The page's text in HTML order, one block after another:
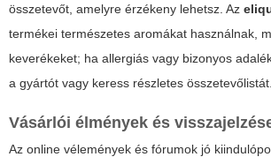
összetevőt, amelyre érzékeny lehetsz. Az
termékei természetes aromákat használnak,
keverékeket; ha allergiás vagy bizonyos
a gyártót vagy keress részletes összetevőlistát.
Vásárlói élmények és
Az online vélemények és fórumok jó